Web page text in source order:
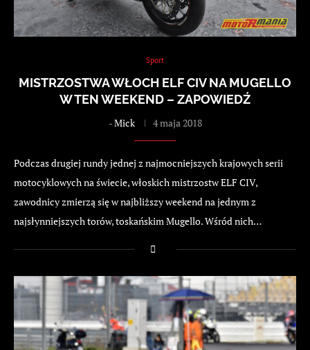
Sport
MISTRZOSTWA WŁOCH ELF CIV NA MUGELLO
W TEN WEEKEND – ZAPOWIEDŹ
-Mick 4 maja 2018
Podczas drugiej rundy jednej z najmocniejszych krajowych serii
motocyklowych na świecie, włoskich mistrzostw ELF CIV,
zawodnicy zmierzą się w najbliższy weekend na jednym z
najsłynniejszych torów, toskańskim Mugello. Wśród nich…